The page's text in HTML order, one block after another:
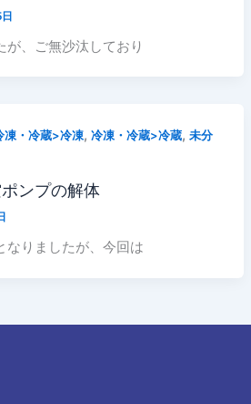
、ご無沙汰しており
凍・冷蔵>冷凍, 冷凍・冷蔵>冷蔵, 未分
ンプの解体
なりましたが、今回は